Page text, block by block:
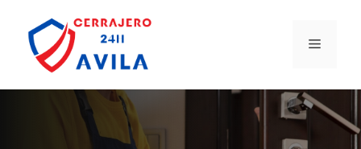
contenido
MENÚ